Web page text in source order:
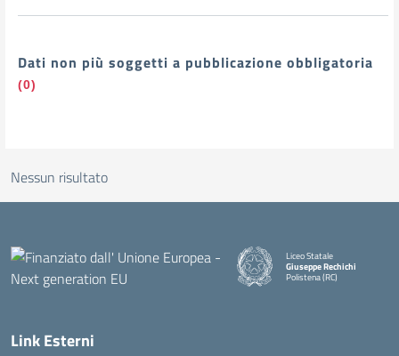
Dati non più soggetti a pubblicazione obbligatoria
(0)
Nessun risultato
Liceo Statale
Giuseppe Rechichi
Polistena (RC)
Link Esterni